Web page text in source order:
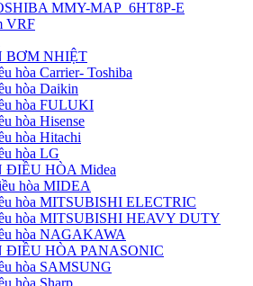
MMY-MAP_6HT8P-E
VRF
BƠM NHIỆT
hòa Carrier- Toshiba
hòa Daikin
hòa FULUKI
hòa Hisense
hòa Hitachi
hòa LG
HÒA Midea
hòa MIDEA
hòa MITSUBISHI ELECTRIC
hòa MITSUBISHI HEAVY DUTY
hòa NAGAKAWA
ĐIỀU HÒA PANASONIC
hòa SAMSUNG
hòa Sharp